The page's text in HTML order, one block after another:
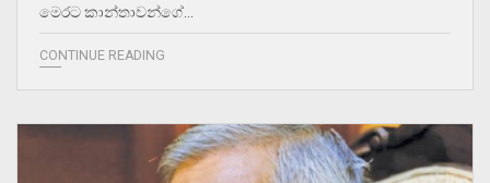
මෙරට කාන්තාවන්ගේ…
CONTINUE READING